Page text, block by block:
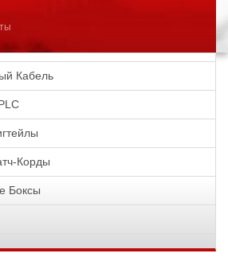
Кабель
Корды
Боксы